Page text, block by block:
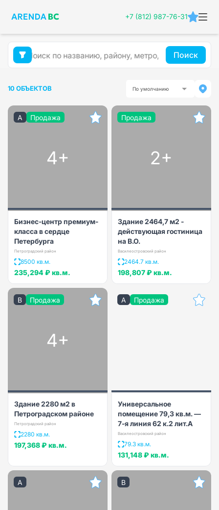
+7 (812) 987-76-31
Поиск
10 ОБЪЕКТОВ По умолчанию
A Продажа
4+
Бизнес-центр премиум-
класса в сердце
Петербурга
Петроградский район
8500 кв.м.
235,294 ₽ кв.м.
Продажа
2+
Здание 2464,7 м2 -
действующая гостиница
на В.О.
Василеостровский район
2464.7 кв.м.
198,807 ₽ кв.м.
B Продажа
4+
Здание 2280 м2 в
Петроградском районе
Петроградский район
2280 кв.м.
197,368 ₽ кв.м.
A Продажа
Универсальное
помещение 79,3 кв.м. —
7-я линия 62 к.2 лит.А
Василеостровский район
79.3 кв.м.
131,148 ₽ кв.м.
A B